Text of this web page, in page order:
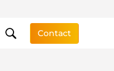
Contact